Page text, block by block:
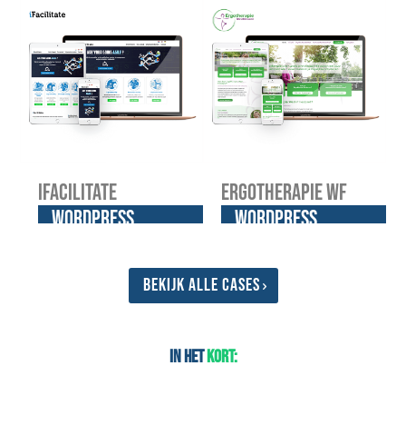
iFacilitate
WordPress
Ergotherapie WF
WordPress
Bekijk alle cases
In hetkort: